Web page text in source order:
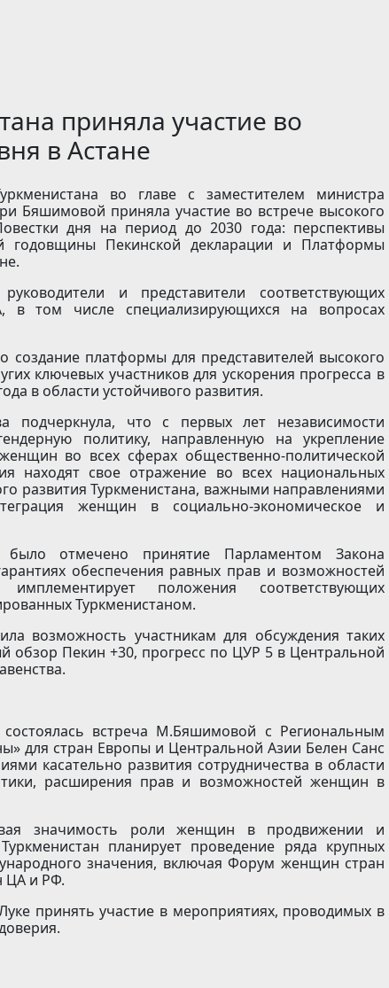
приняла участие во
в Астане
во главе с заместителем министра
Бяшимовой приняла участие во встрече высокого
дня на период до 2030 года: перспективы
годовщины Пекинской декларации и Платформы
и представители соответствующих
в том числе специализирующихся на вопросах
платформы для представителей высокого
ключевых участников для ускорения прогресса в
в области устойчивого развития.
что с первых лет независимости
политику, направленную на укрепление
во всех сферах общественно-политической
находят свое отражение во всех национальных
развития Туркменистана, важными направлениями
женщин в социально-экономическое и
было отмечено принятие Парламентом Закона
обеспечения равных прав и возможностей
положения соответствующих
Туркменистаном.
возможность участникам для обсуждения таких
обзор Пекин +30, прогресс по ЦУР 5 в Центральной
встреча М.Бяшимовой с Региональным
для стран Европы и Центральной Азии Белен Санс
касательно развития сотрудничества в области
расширения прав и возможностей женщин в
значимость роли женщин в продвижении и
планирует проведение ряда крупных
значения, включая Форум женщин стран
ЦА и РФ.
принять участие в мероприятиях, проводимых в